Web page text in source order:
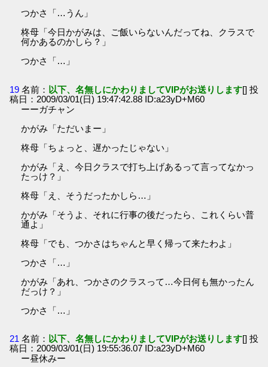
つかさ「…うん」
柊母「今日かがみは、ご飯いらないんだってね、クラスで
何かあるのかしら？」
つかさ「…」
19 名前： 以下、名無しにかわりましてVIPがお送りします[] 投
稿日：2009/03/01(日) 19:47:42.88 ID:a23yD+M60
ーーガチャン
かがみ「ただいまー」
柊母「ちょっと、遅かったじゃない」
かがみ「え、今日クラスで打ち上げあるって言ってなかっ
たっけ？」
柊母「え、そうだったかしら…」
かがみ「そうよ、それに行事の後だったら、これくらい普
通よ」
柊母「でも、つかさはちゃんと早く帰って来たわよ」
つかさ「…」
かがみ「あれ、つかさのクラスって…今日何も無かったん
だっけ？」
つかさ「…」
21 名前： 以下、名無しにかわりましてVIPがお送りします[] 投
稿日：2009/03/01(日) 19:55:36.07 ID:a23yD+M60
ー昼休みー